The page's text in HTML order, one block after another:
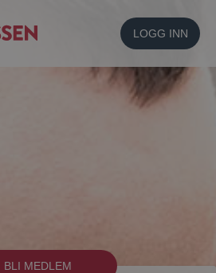
LOGG INN
BLI MEDLEM